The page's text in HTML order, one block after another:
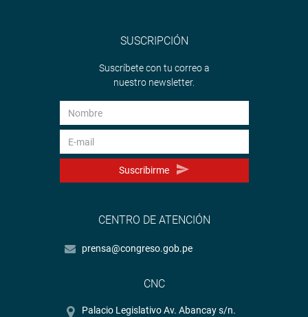
SUSCRIPCIÓN
Suscríbete con tu correo a
nuestro newsletter.
Suscribirme
CENTRO DE ATENCIÓN
prensa@congreso.gob.pe
CNC
Palacio Legislativo Av. Abancay s/n.